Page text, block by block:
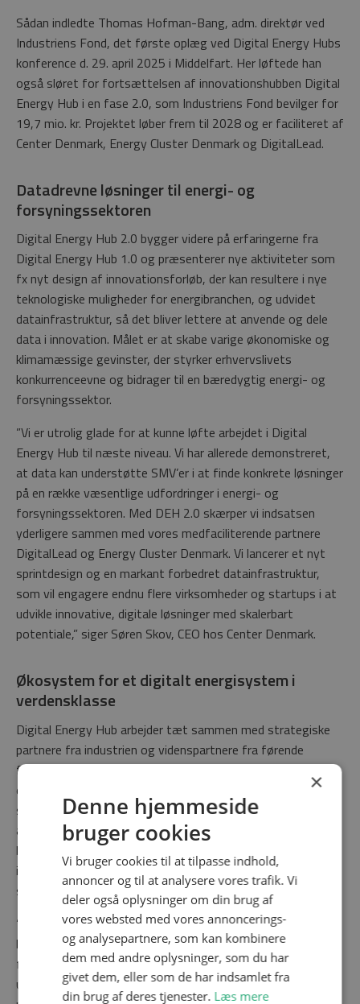
Sådan indledte Thomas Hofman-Bang, adm. direktør ved
Industriens Fond, det første oplæg ved Digital Energy Hubs
konference d. 29. april 2025 i Middelfart. Her løftede han
også sløret for fortsættelsen af innovationshubben Digital
Energy Hub i en fase 2.0, som Industriens Fond bevilger for
19,7 mio. kr. Projektet løber frem til 2028 og er faciliteret af
Center Denmark, Energy Cluster Denmark og DigitalLead.
Datadrevne løsninger til energi- og
forsyningssektoren
Digital Energy Hub 2.0 bygger videre på erfaringerne fra
Digital Energy Hub 1.0 og præsenterer nye aktiviteter som
fx nyt design af innovationsforløb, der kan resultere i nye
teknologiske muligheder for energibranchen, og udvidet
datainfrastruktur, så det bliver lettere at anvende og dele
data i innovation. Målet er at skabe varige økonomiske og
klimamæssige gevinster, der styrker erhvervslivets
konkurrenceevne og bidrager til en bæredygtig energi- og
forsyningssektor.
”Vi er utrolig glade for at kunne løfte arbejdet i Digital
Energy Hub til næste niveau. Vi har allerede demonstreret,
at data kan understøtte SMV’er i at finde konkrete løsninger
på en række væsentlige udfordringer i energi- og
forsyningssektoren. Med DEH 2.0 skærper vi indsatsen
yderligere sammen med vores medfaciliterende partnere
DigitalLead og Energy Cluster Denmark. Vi lancerer et nyt
sprintdesign og en markant forbedret datainfrastruktur,
som vil engagere endnu flere virksomheder og startups i at
udvikle innovative, digitale løsninger med skalerbart
potentiale,” siger Søren Skov, CEO hos Center Denmark.
Økosystem for et digitalt energisystem i
verdensklasse
Digital Energy Hub arbejder tæt sammen med strategiske
partnere fra industrien og videnspartnere fra førende
forsknings- og vidensinstitutioner for at fremme digital
energiteknologisk innovation. I et sprint med Energinet
samlede hubben f.eks. 25 eksperter, der fik udviklet
anbefalinger og handlingsplaner for, hvordan man sikrer
balance i elsystemet, og hvordan små enheder kan
inkluderes. Energinet ser frem til at fortsætte som
strategisk partner og skabe lignende resultater.
”I takt med den grønne omstilling af energisystemet er der
behov for løbende innovation, digitalisering og nysgerrighed
for, at vi sammen finder kreative løsninger på de
udfordringer, vi står overfor. Digital Energy Hubs formål er
×
Denne hjemmeside
bruger cookies
Vi bruger cookies til at tilpasse indhold,
annoncer og til at analysere vores trafik. Vi
deler også oplysninger om din brug af
vores websted med vores annoncerings-
og analysepartnere, som kan kombinere
dem med andre oplysninger, som du har
givet dem, eller som de har indsamlet fra
din brug af deres tjenester. Læs mere